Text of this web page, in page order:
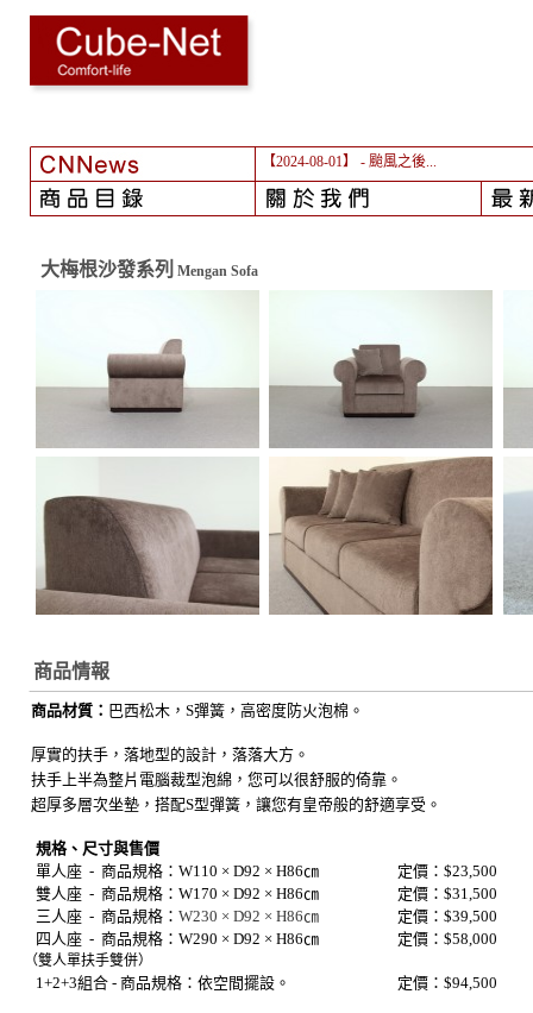
【2024-08-01】 - 颱風之後...
大梅根沙發系列 Mengan Sofa
商品情報
商品材質： 巴西松木，S彈簧，高密度防火泡棉。
厚實的扶手，落地型的設計，落落大方。
扶手上半為整片電腦裁型泡綿，您可以很舒服的倚靠。
超厚多層次坐墊，搭配S型彈簧，讓您有皇帝般的舒適享受。
規格、尺寸與售價
單人座 - 商品規格： W110 × D92 × H86㎝
定價：$23,500
雙人座 - 商品規格： W170 × D92 × H86㎝
定價：$31,500
三人座 - 商品規格： W230 × D92 × H86㎝
定價：$39,500
四人座 - 商品規格： W290 × D92 × H86㎝ 定價：$58,000
（雙人單扶手雙併）
1+2+3組合 - 商品規格：依空間擺設。 定價：$94,500